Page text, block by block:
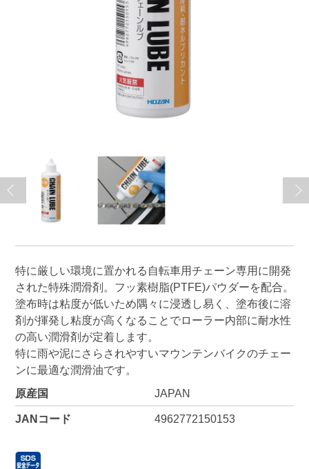
特に厳しい環境に置かれる自転車用チェーン専用に開発
された特殊潤滑剤。フッ素樹脂(PTFE)パウダーを配合。
塗布時は粘度が低いため隅々に浸透し易く、塗布後に溶
剤が揮発し粘度が高くなることでローラー内部に耐水性
の高い潤滑剤が定着します。
特に雨や泥にさらされやすいマウンテンバイクのチェー
ンに最適な潤滑油です。
原産国
JAPAN
JANコード 4962772150153